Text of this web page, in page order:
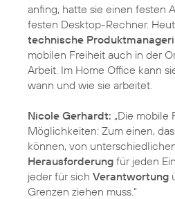
anfing, hatte sie einen festen
festen Desktop-Rechner.
technische
mobilen Freiheit auch in der
Arbeit. Im Home Office kann
wann und wie sie arbeitet.
Nicole Gerhardt: „Die mobile
Möglichkeiten: Zum einen,
können, von
Herausforderung für jeden
jeder für sich Verantwortung
Grenzen ziehen muss.“